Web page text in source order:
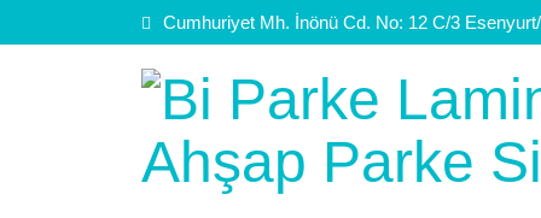
Cumhuriyet Mh. İnönü Cd. No: 12 C/3